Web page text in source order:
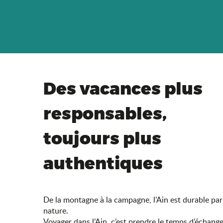
Des vacances plus
responsables,
toujours plus
authentiques
De la montagne à la campagne, l’Ain est durable par
nature.